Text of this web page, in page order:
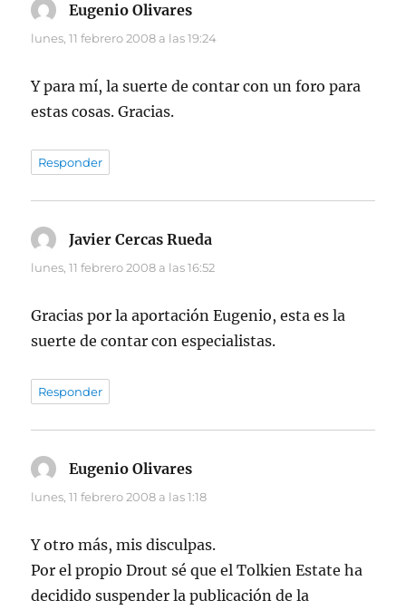
Eugenio Olivares
lunes, 11 febrero 2008 a las 19:24
Y para mí, la suerte de contar con un foro para
estas cosas. Gracias.
Responder
Javier Cercas Rueda
lunes, 11 febrero 2008 a las 16:52
Gracias por la aportación Eugenio, esta es la
suerte de contar con especialistas.
Responder
Eugenio Olivares
lunes, 11 febrero 2008 a las 1:18
Y otro más, mis disculpas.
Por el propio Drout sé que el Tolkien Estate ha
decidido suspender la publicación de la